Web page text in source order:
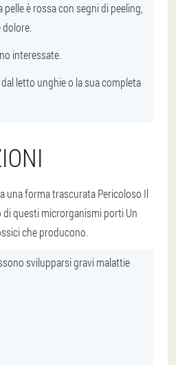
pelle è rossa con segni di peeling,
interessate.
letto unghie o la sua completa
una forma trascurataPericoloso Il
questi microrganismi porti Un
che producono.
svilupparsi gravi malattie